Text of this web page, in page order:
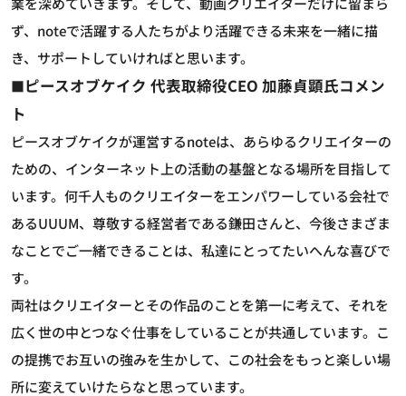
ず、noteで活躍する人たちがより活躍できる未来を一緒に描
き、サポートしていければと思います。
■ピースオブケイク 代表取締役CEO 加藤貞顕氏コメン
ト
ピースオブケイクが運営するnoteは、あらゆるクリエイターの
ための、インターネット上の活動の基盤となる場所を目指して
います。何千人ものクリエイターをエンパワーしている会社で
あるUUUM、尊敬する経営者である鎌田さんと、今後さまざま
なことでご一緒できることは、私達にとってたいへんな喜びで
す。
両社はクリエイターとその作品のことを第一に考えて、それを
広く世の中とつなぐ仕事をしていることが共通しています。こ
の提携でお互いの強みを生かして、この社会をもっと楽しい場
所に変えていけたらなと思っています。